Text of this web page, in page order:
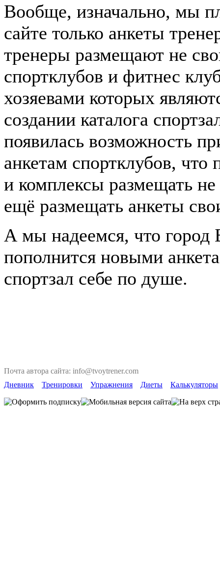
Вообще, изначально, мы
сайте только анкеты
тренеры размещают не
спортклубов и фитнес
хозяевами которых
создании каталога
появилась возможность
анкетам спортклубов,
и комплексы размещать
ещё размещать анкеты
А мы надеемся, что город
пополнится новыми
спортзал себе по душе.
Почта автора сайта: info@tvoytrener.com
Дневник
Тренировки Упражнения Диеты Калькуляторы